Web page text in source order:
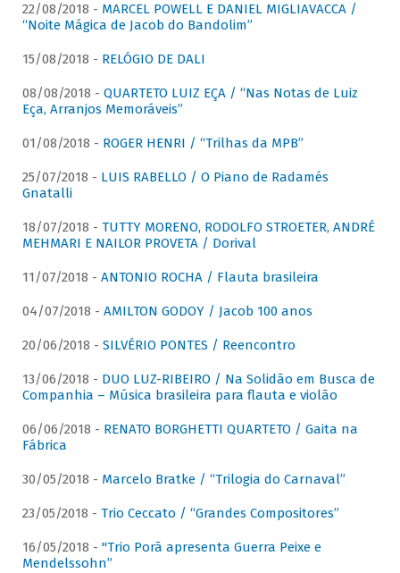
22/08/2018 - MARCEL POWELL E DANIEL MIGLIAVACCA /
“Noite Mágica de Jacob do Bandolim”
15/08/2018 - RELÓGIO DE DALI
08/08/2018 - QUARTETO LUIZ EÇA / “Nas Notas de Luiz
Eça, Arranjos Memoráveis”
01/08/2018 - ROGER HENRI / “Trilhas da MPB”
25/07/2018 - LUIS RABELLO / O Piano de Radamés
Gnatalli
18/07/2018 - TUTTY MORENO, RODOLFO STROETER, ANDRÉ
MEHMARI E NAILOR PROVETA / Dorival
11/07/2018 - ANTONIO ROCHA / Flauta brasileira
04/07/2018 - AMILTON GODOY / Jacob 100 anos
20/06/2018 - SILVÉRIO PONTES / Reencontro
13/06/2018 - DUO LUZ-RIBEIRO / Na Solidão em Busca de
Companhia – Música brasileira para flauta e violão
06/06/2018 - RENATO BORGHETTI QUARTETO / Gaita na
Fábrica
30/05/2018 - Marcelo Bratke / “Trilogia do Carnaval”
23/05/2018 - Trio Ceccato / “Grandes Compositores”
16/05/2018 - "Trio Porã apresenta Guerra Peixe e
Mendelssohn”